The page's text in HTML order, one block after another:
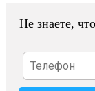
Не знаете,